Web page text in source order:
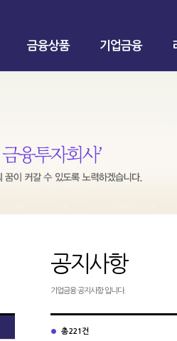
금융상품 기업금융
공지사항
기업금융 공지사항 입니다.
총 221건